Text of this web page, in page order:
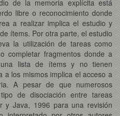
de la memoria explícita está
libre o reconocimiento donde
a realizar implica el estudio y
ítems. Por otra parte, el estudio
la utilización de tareas como
completar fragmentos donde a
lista de ítems y no tienen
a los mismos implica el acceso a
A pesar de que numerosos
de disociación entre tareas
y Java, 1996 para una revisión